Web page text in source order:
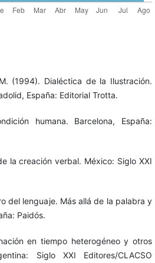
(1994). Dialéctica de la Ilustración.
España: Editorial Trotta.
humana. Barcelona, España:
la creación verbal. México: Siglo XXI
del lenguaje. Más allá de la palabra y
Paidós.
en tiempo heterogéneo y otros
Siglo XXI Editores/CLACSO